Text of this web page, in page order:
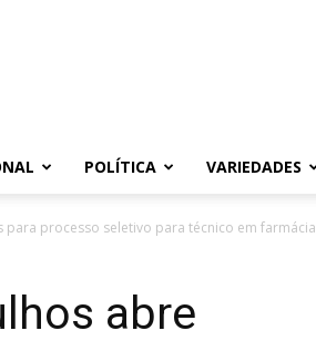
POLÍTICA VARIEDADES
processo seletivo para técnico em farmácia
abre